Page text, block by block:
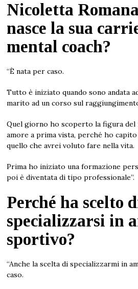
Nicoletta
nasce la sua
mental coach?
“È nata per caso.
Tutto è iniziato quando sono andata
marito ad un corso sul
Quel giorno ho scoperto la figura del
amore a prima vista, perché ho
quello che avrei voluto fare nella vita.
Prima ho iniziato una formazione
poi è diventata di tipo professionale”.
Perché ha scelto
specializzarsi in
sportivo?
“Anche la scelta di specializzarmi in
caso.